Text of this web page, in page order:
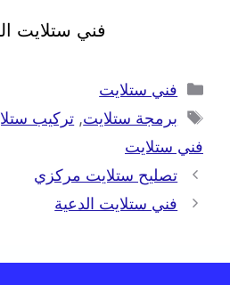
فني ستلايت
فني ستلايت
برمجة ستلايت, تركيب
فني ستلايت
تصليح ستلايت مركزي
فني ستلايت الدعية